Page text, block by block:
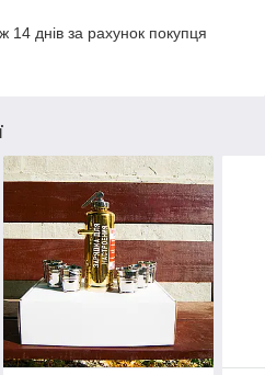
днів за рахунок покупця